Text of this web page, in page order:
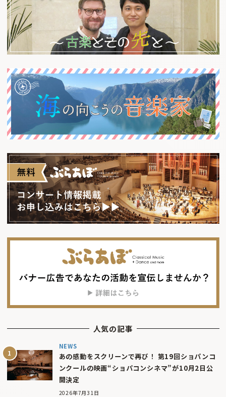
人気の記事
NEWS
あの感動をスクリーンで再び！ 第19回ショパンコ
ンクールの映画“ショパコンシネマ”が10月2日公
開決定
2026年7月31日